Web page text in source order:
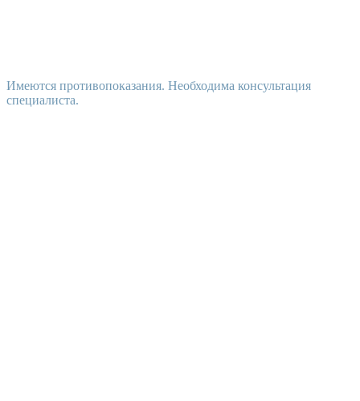
Имеются противопоказания. Необходима консультация
специалиста.